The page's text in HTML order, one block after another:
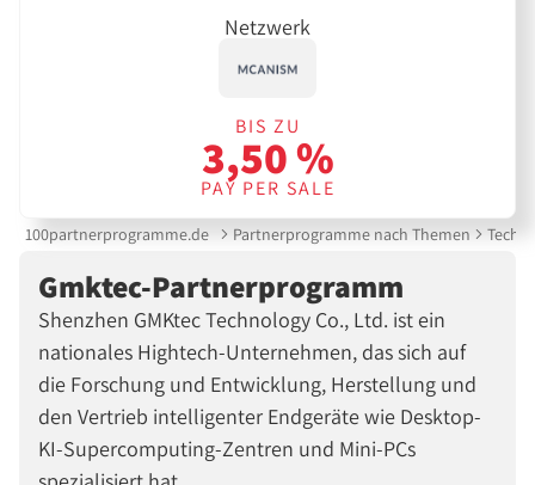
Netzwerk
BIS ZU
3,50 %
PAY PER SALE
100partnerprogramme.de Partnerprogramme nach Themen
Gmktec-Partnerprogramm
Shenzhen GMKtec Technology Co., Ltd. ist ein
nationales Hightech-Unternehmen, das sich auf
die Forschung und Entwicklung, Herstellung und
den Vertrieb intelligenter Endgeräte wie Desktop-
KI-Supercomputing-Zentren und Mini-PCs